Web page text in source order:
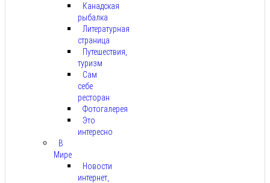
Канадская
рыбалка
Литературная
страница
Путешествия,
туризм
Сам
себе
ресторан
Фотогалерея
Это
интересно
В
Мире
Новости
интернет,